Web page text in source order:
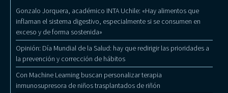
Gonzalo Jorquera, académico INTA Uchile: «Hay alimentos que
inflaman el sistema digestivo, especialmente si se consumen en
exceso y de forma sostenida»
Opinión: Día Mundial de la Salud: hay que redirigir las prioridades a
la prevención y corrección de hábitos
Con Machine Learning buscan personalizar terapia
inmunosupresora de niños trasplantados de riñón